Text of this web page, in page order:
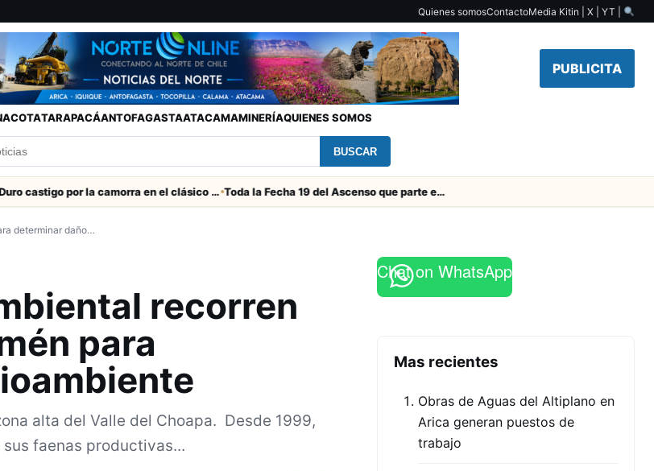
Quienes somosContactoMedia Kitin | X | YT |
PUBLICITA
TARAPACÁANTOFAGASTAATACAMAMINERÍAQUIENES SOMOS
BUSCAR
Duro castigo por la camorra en el clásico Arica-Iquique Toda la Fecha 19 del Ascenso que parte este viernes
determinar daño…
recorren
para
alta del Valle del Choapa. Desde 1999,
faenas productivas...
Chat on WhatsApp
Mas recientes
Obras de Aguas del Altiplano en
Arica generan puestos de
trabajo